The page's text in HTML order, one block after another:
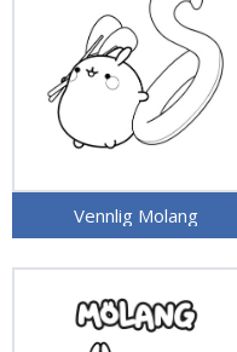
Vennlig Molang